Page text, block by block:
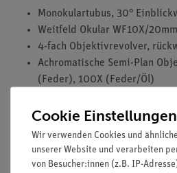
Monokulartubus, 30°
Weitfeld Okular WF10X/
4-fach Objektivrevolver,
Achromatische Semi-Plan
(Feder), 100X (Feder/Öl)
Eingebauter Kreuztisch mit
fokussierbarer N.A. 1,25
regelbare LED Beleuchtung
Staubschutzhülle,
Cookie Einstellungen
Wir verwenden Cookies und
unserer Website und verarbeiten
von Besucher:innen (z.B. IP-